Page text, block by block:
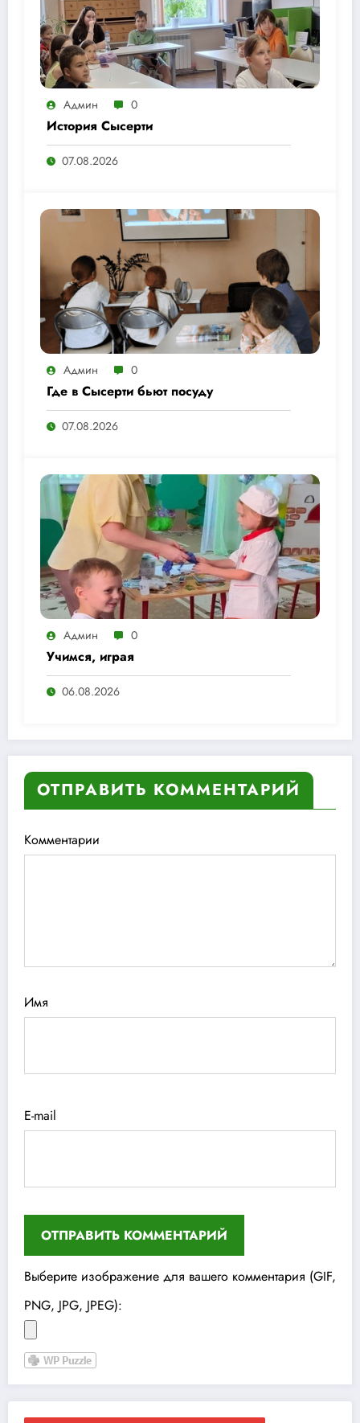
Админ 0
История Сысерти
07.08.2026
Админ 0
Где в Сысерти бьют посуду
07.08.2026
Админ 0
Учимся, играя
06.08.2026
ОТПРАВИТЬ КОММЕНТАРИЙ
Комментарии
Имя
E-mail
Выберите изображение для вашего комментария (GIF,
PNG, JPG, JPEG):